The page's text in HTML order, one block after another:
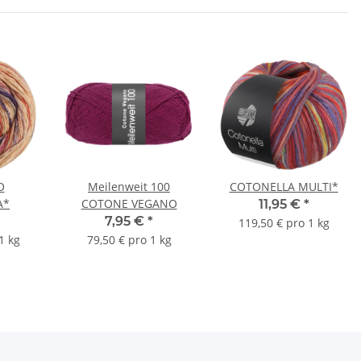
kg
Meilenweit 100
COTONE VEGANO
7,95 € *
79,50 € pro 1 kg
COTONELLA MULTI*
11,95 € *
119,50 € pro 1 kg